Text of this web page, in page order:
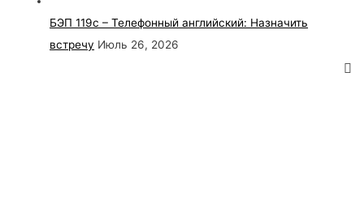
БЭП 119с – Телефонный английский: Назначить
встречу Июль 26, 2026